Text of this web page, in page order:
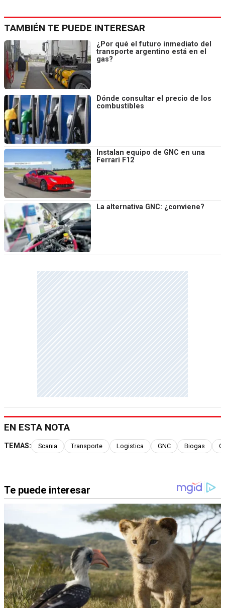
TAMBIÉN TE PUEDE INTERESAR
¿Por qué el futuro inmediato del
transporte argentino está en el
gas?
Dónde consultar el precio de los
combustibles
Instalan equipo de GNC en una
Ferrari F12
La alternativa GNC: ¿conviene?
EN ESTA NOTA
TEMAS: Scania Transporte Logistica GNC Biogas